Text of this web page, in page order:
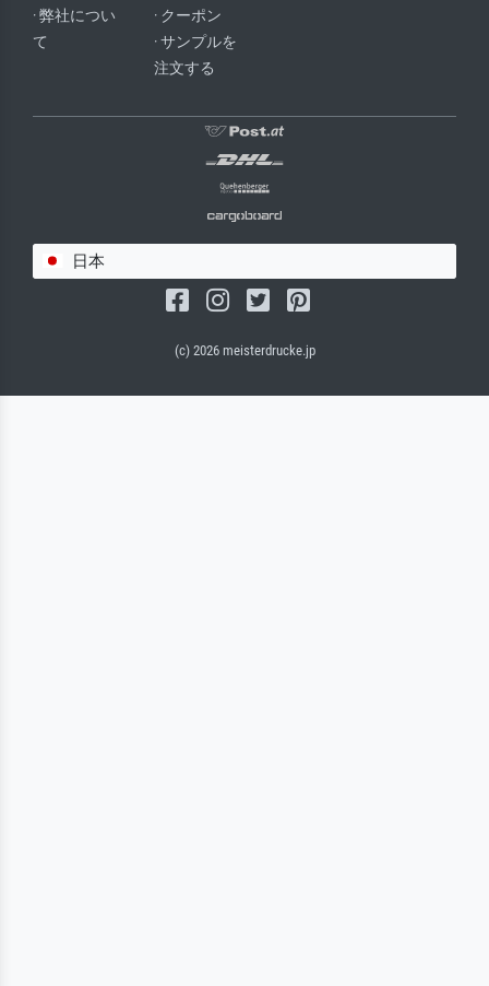
· 弊社につい
て
· クーポン
· サンプルを
注文する
日本
(c) 2026 meisterdrucke.jp